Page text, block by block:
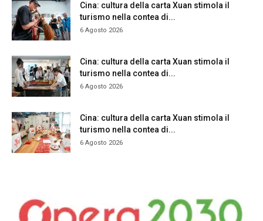
Cina: cultura della carta Xuan stimola il
turismo nella contea di...
6 Agosto 2026
Cina: cultura della carta Xuan stimola il
turismo nella contea di...
6 Agosto 2026
Cina: cultura della carta Xuan stimola il
turismo nella contea di...
6 Agosto 2026